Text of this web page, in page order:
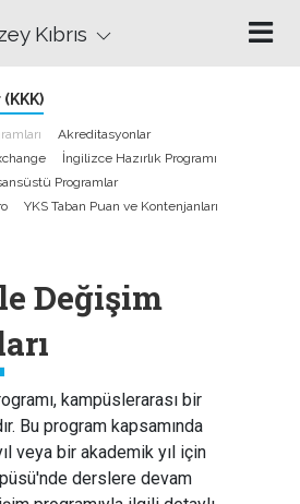
Kıbrıs
Akreditasyonlar
İngilizce Hazırlık Programı
Programlar
YKS Taban Puan ve Kontenjanları
Değişim
kampüslerarası bir
Bu program kapsamında
veya bir akademik yıl için
derslere devam